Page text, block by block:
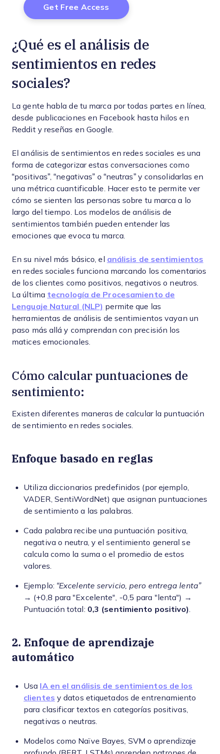
¿Qué es el análisis de
sentimientos en redes
sociales?
La gente habla de tu marca por todas partes en línea,
desde publicaciones en Facebook hasta hilos en
Reddit y reseñas en Google.
El análisis de sentimientos en redes sociales es una
forma de categorizar estas conversaciones como
“positivas”, “negativas” o “neutras” y consolidarlas en
una métrica cuantificable. Hacer esto te permite ver
cómo se sienten las personas sobre tu marca a lo
largo del tiempo. Los modelos de análisis de
sentimientos también pueden entender las
emociones que evoca tu marca.
En su nivel más básico, el análisis de sentimientos
en redes sociales funciona marcando los comentarios
de los clientes como positivos, negativos o neutros.
La última tecnología de Procesamiento de
Lenguaje Natural (NLP) permite que las
herramientas de análisis de sentimientos vayan un
paso más allá y comprendan con precisión los
matices emocionales.
Cómo calcular puntuaciones de
sentimiento:
Existen diferentes maneras de calcular la puntuación
de sentimiento en redes sociales.
Enfoque basado en reglas
Utiliza diccionarios predefinidos (por ejemplo,
VADER, SentiWordNet) que asignan puntuaciones
de sentimiento a las palabras.
Cada palabra recibe una puntuación positiva,
negativa o neutra, y el sentimiento general se
calcula como la suma o el promedio de estos
valores.
Ejemplo: “Excelente servicio, pero entrega lenta”
→ (+0,8 para "Excelente", -0,5 para "lenta") →
Puntuación total: 0,3 (sentimiento positivo)
2. Enfoque de aprendizaje
automático
Usa IA en el análisis de sentimientos de los
clientes y datos etiquetados de entrenamiento
para clasificar textos en categorías positivas,
negativas o neutras.
Modelos como Naïve Bayes, SVM o aprendizaje